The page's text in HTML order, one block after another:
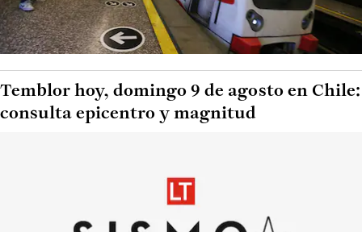
Temblor hoy, domingo 9 de agosto en Chile:
consulta epicentro y magnitud